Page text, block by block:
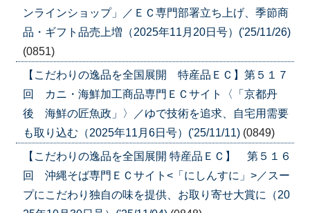
ンラインショップ」／ＥＣ専門部署立ち上げ、季節商
品・ギフト品売上増（2025年11月20日号）('25/11/26)
(0851)
【こだわりの逸品を全国展開 特産品ＥＣ】第５１７
回 カニ・海鮮加工商品専門ＥＣサイト〈「京都丹
後 海鮮の匠魚政」〉／ゆで技術を追求、自宅用需要
も取り込む（2025年11月6日号）('25/11/11) (0849)
【こだわりの逸品を全国展開 特産品ＥＣ】 第５１６
回 沖縄そば専門ＥＣサイト<「にしんすに」>／スー
プにこだわり独自の味を提供、お取り寄せ大賞に（20